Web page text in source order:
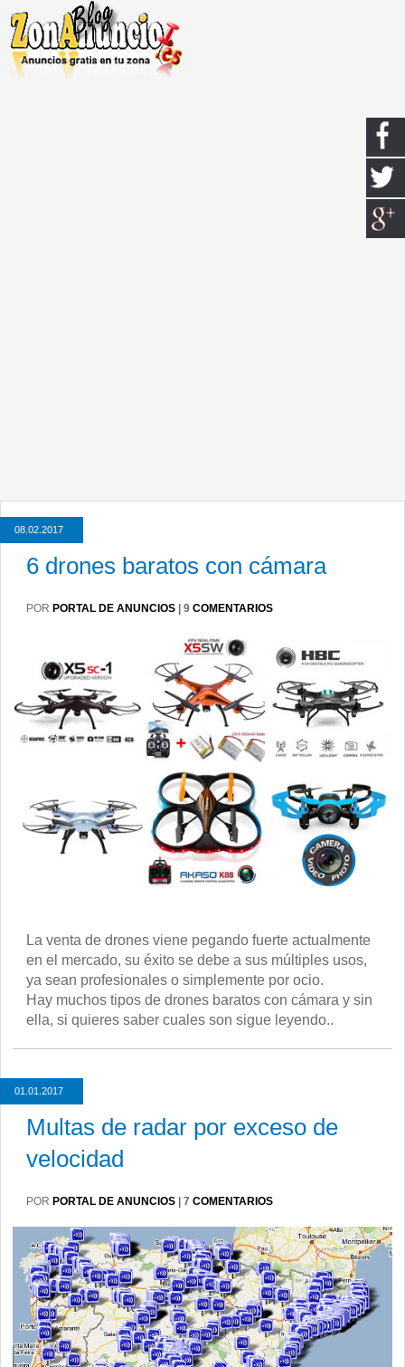
08.02.2017
6 drones baratos con cámara
POR PORTAL DE ANUNCIOS |9COMENTARIOS
La venta de drones viene pegando fuerte actualmente
en el mercado, su éxito se debe a sus múltiples usos,
ya sean profesionales o simplemente por ocio.
Hay muchos tipos de drones baratos con cámara y sin
ella, si quieres saber cuales son sigue leyendo..
01.01.2017
Multas de radar por exceso de
velocidad
POR PORTAL DE ANUNCIOS |7COMENTARIOS